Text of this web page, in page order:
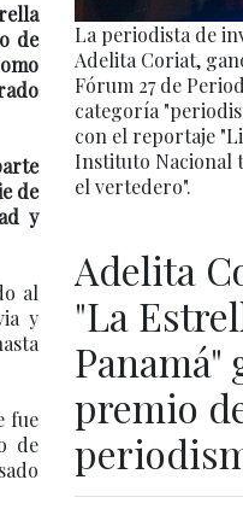
de
de
y
al
y
fue
de
La periodista de
Adelita Coriat,
Fórum 27 de
categoría
con el reportaje
Instituto Nacional
el vertedero".
Adelita
"La
Panamá"
premio